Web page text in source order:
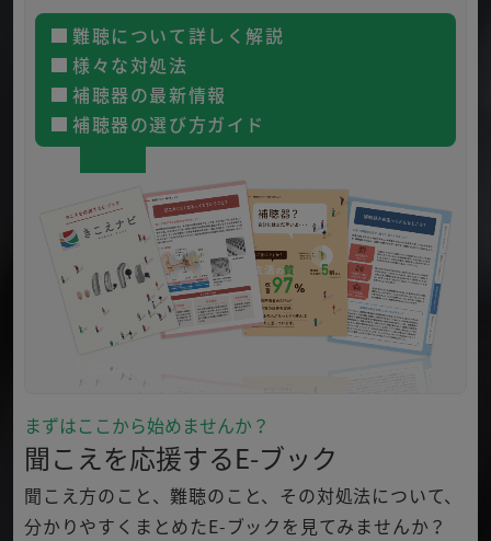
まずはここから始めませんか？
聞こえを応援するE-ブック
聞こえ方のこと、難聴のこと、その対処法について、
分かりやすくまとめたE-ブックを見てみませんか？
難聴について詳しく解説
様々な対処法
補聴器の最新情報
補聴器の選び方ガイド